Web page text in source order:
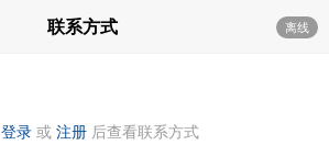
联系方式 离线
登录 或 注册 后查看联系方式